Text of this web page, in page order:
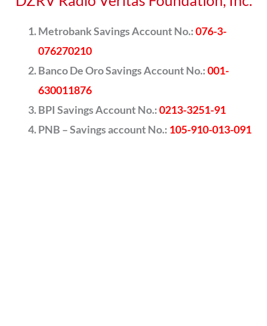
Metrobank Savings Account No.:076-3-
076270210
Banco De Oro Savings Account No.:001-
630011876
BPI Savings Account No.:0213-3251-91
PNB – Savings account No.: 105-910-013-091